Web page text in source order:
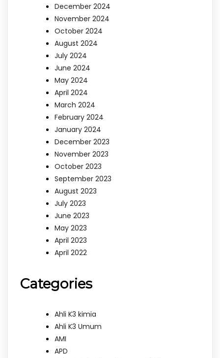
December 2024
November 2024
October 2024
August 2024
July 2024
June 2024
May 2024
April 2024
March 2024
February 2024
January 2024
December 2023
November 2023
October 2023
September 2023
August 2023
July 2023
June 2023
May 2023
April 2023
April 2022
Categories
Ahli K3 kimia
Ahli K3 Umum
AMI
APD